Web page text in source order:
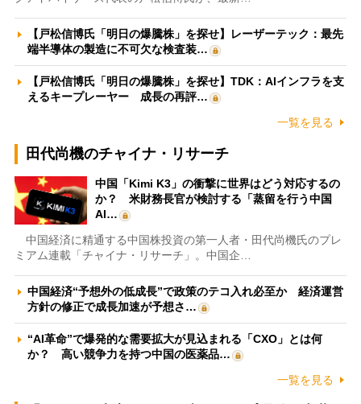
【戸松信博氏「明日の爆騰株」を探せ】レーザーテック：最先
端半導体の製造に不可欠な検査装…
【戸松信博氏「明日の爆騰株」を探せ】TDK：AIインフラを支
えるキープレーヤー 成長の再評…
一覧を見る
田代尚機のチャイナ・リサーチ
中国「Kimi K3」の衝撃に世界はどう対応するの
か？ 米財務長官が検討する「蒸留を行う中国
AI…
中国経済に精通する中国株投資の第一人者・田代尚機氏のプレ
ミアム連載「チャイナ・リサーチ」。中国企…
中国経済“予想外の低成長”で政策のテコ入れ必至か 経済運営
方針の修正で成長加速が予想さ…
“AI革命”で爆発的な需要拡大が見込まれる「CXO」とは何
か？ 高い競争力を持つ中国の医薬品…
一覧を見る